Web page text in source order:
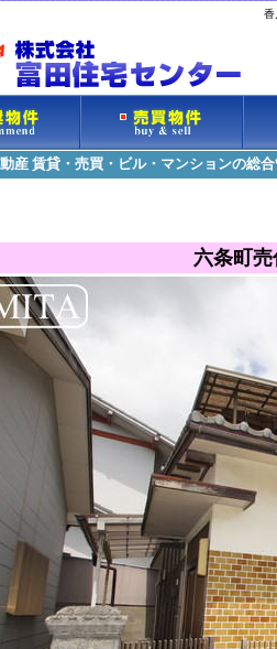
香
産 賃貸・売買・ビル・マンションの総
六条町売